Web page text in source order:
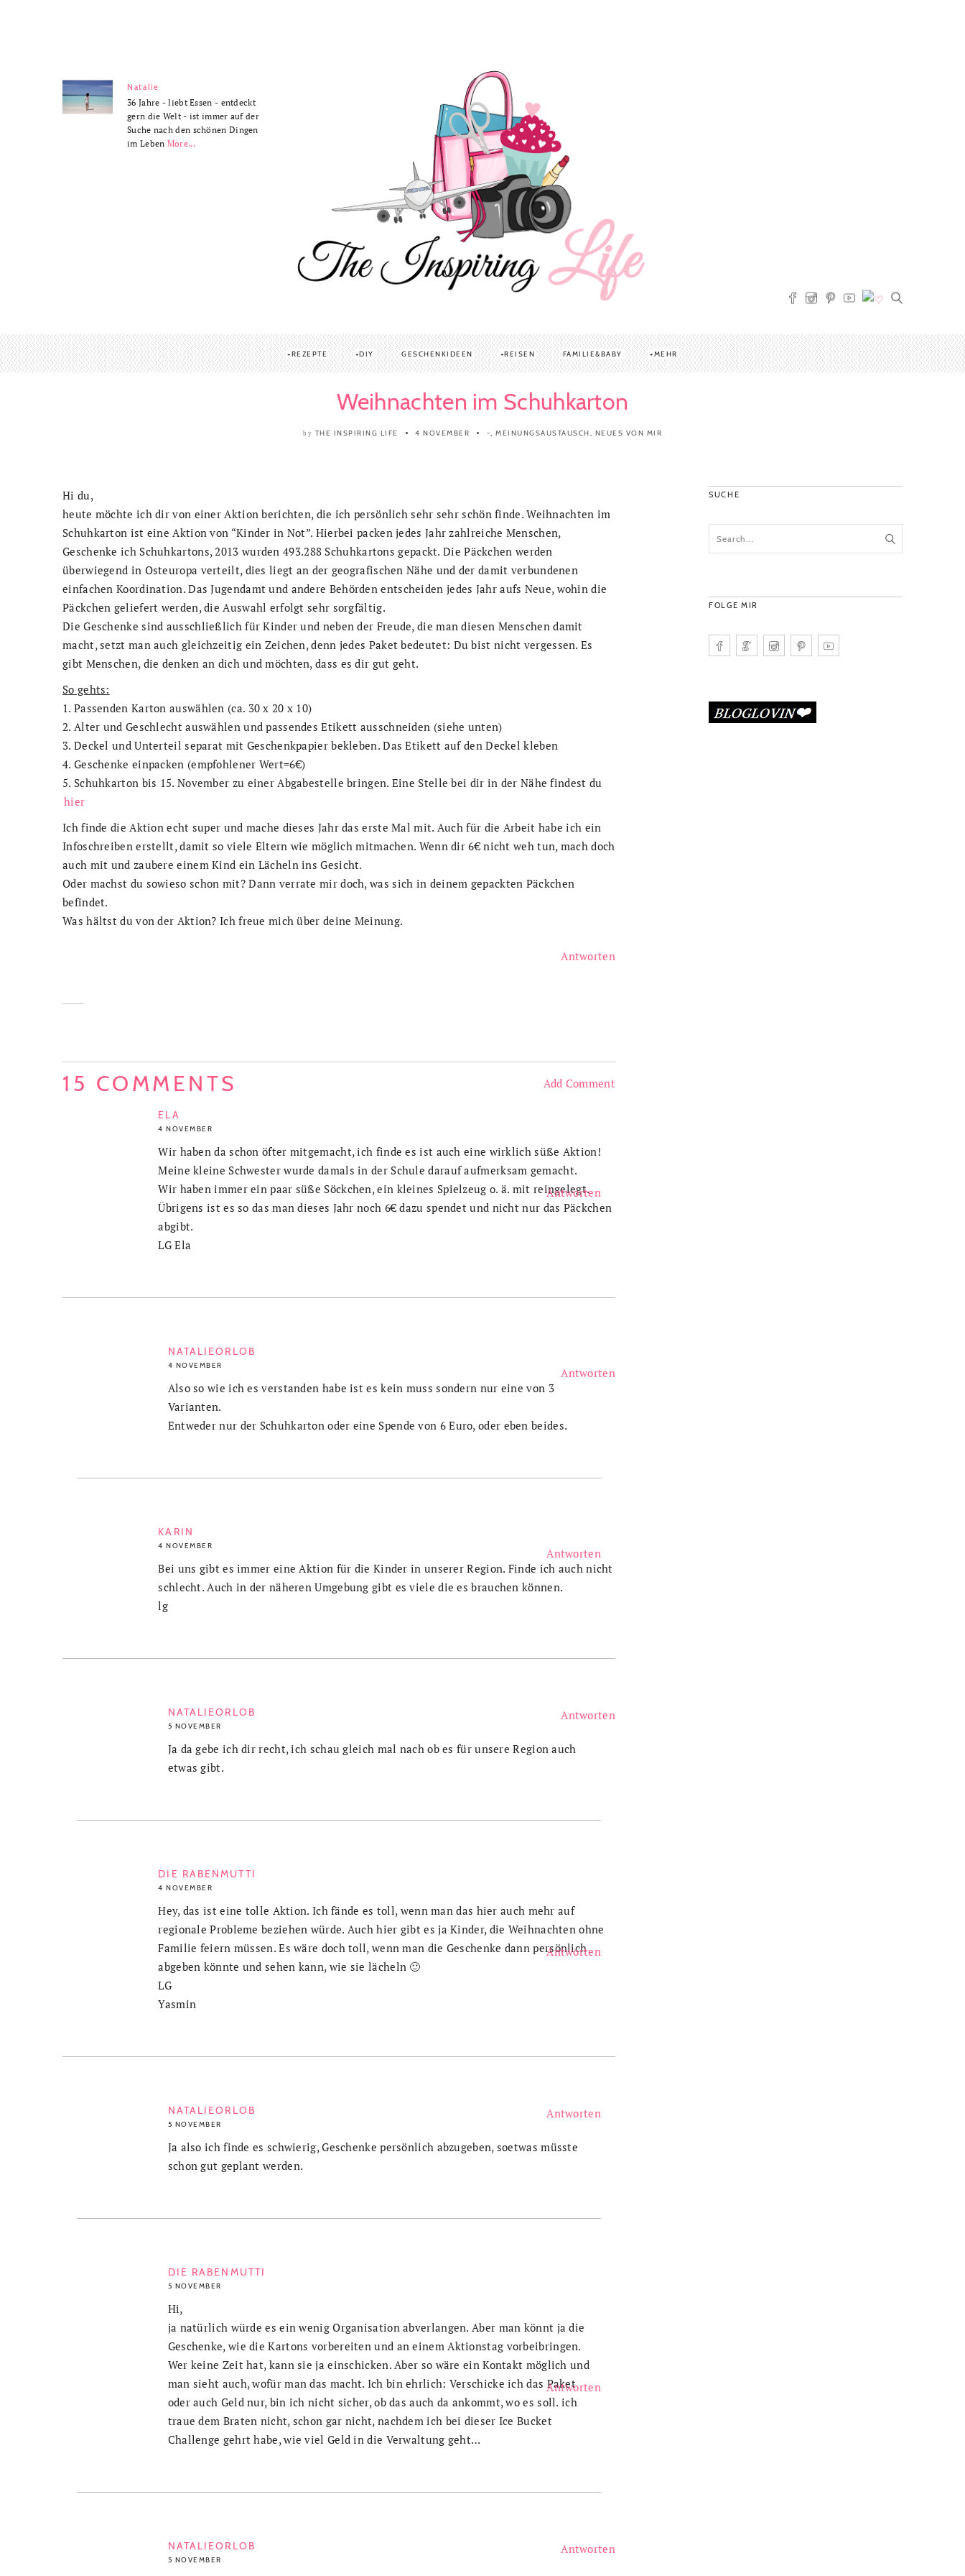
Natalie
36 Jahre - liebt Essen - entdeckt
gern die Welt - ist immer auf der
Suche nach den schönen Dingen
im Leben More...
REZEPTE DIY GESCHENKIDEEN REISEN FAMILIE&BABY MEHR
Weihnachten im Schuhkarton
by THE INSPIRING LIFE 4 NOVEMBER -, MEINUNGSAUSTAUSCH, NEUES VON MIR
Hi du,
heute möchte ich dir von einer Aktion berichten, die ich persönlich sehr sehr schön finde. Weihnachten im
Schuhkarton ist eine Aktion von “Kinder in Not”. Hierbei packen jedes Jahr zahlreiche Menschen,
Geschenke ich Schuhkartons, 2013 wurden 493.288 Schuhkartons gepackt. Die Päckchen werden
überwiegend in Osteuropa verteilt, dies liegt an der geografischen Nähe und der damit verbundenen
einfachen Koordination. Das Jugendamt und andere Behörden entscheiden jedes Jahr aufs Neue, wohin die
Päckchen geliefert werden, die Auswahl erfolgt sehr sorgfältig.
Die Geschenke sind ausschließlich für Kinder und neben der Freude, die man diesen Menschen damit
macht, setzt man auch gleichzeitig ein Zeichen, denn jedes Paket bedeutet: Du bist nicht vergessen. Es
gibt Menschen, die denken an dich und möchten, dass es dir gut geht.
So gehts:
1. Passenden Karton auswählen (ca. 30 x 20 x 10)
2. Alter und Geschlecht auswählen und passendes Etikett ausschneiden (siehe unten)
3. Deckel und Unterteil separat mit Geschenkpapier bekleben. Das Etikett auf den Deckel kleben
4. Geschenke einpacken (empfohlener Wert=6€)
5. Schuhkarton bis 15. November zu einer Abgabestelle bringen. Eine Stelle bei dir in der Nähe findest du
hier
Ich finde die Aktion echt super und mache dieses Jahr das erste Mal mit. Auch für die Arbeit habe ich ein
Infoschreiben erstellt, damit so viele Eltern wie möglich mitmachen. Wenn dir 6€ nicht weh tun, mach doch
auch mit und zaubere einem Kind ein Lächeln ins Gesicht.
Oder machst du sowieso schon mit? Dann verrate mir doch, was sich in deinem gepackten Päckchen
befindet.
Was hältst du von der Aktion? Ich freue mich über deine Meinung.
15 COMMENTS Add Comment
ELA
4 NOVEMBER
Antworten
Wir haben da schon öfter mitgemacht, ich finde es ist auch eine wirklich süße Aktion!
Meine kleine Schwester wurde damals in der Schule darauf aufmerksam gemacht.
Wir haben immer ein paar süße Söckchen, ein kleines Spielzeug o. ä. mit reingelegt.
Übrigens ist es so das man dieses Jahr noch 6€ dazu spendet und nicht nur das Päckchen
abgibt.
LG Ela
NATALIEORLOB
4 NOVEMBER
Antworten
Also so wie ich es verstanden habe ist es kein muss sondern nur eine von 3
Varianten.
Entweder nur der Schuhkarton oder eine Spende von 6 Euro, oder eben beides.
KARIN
4 NOVEMBER
Antworten
Bei uns gibt es immer eine Aktion für die Kinder in unserer Region. Finde ich auch nicht
schlecht. Auch in der näheren Umgebung gibt es viele die es brauchen können.
lg
NATALIEORLOB
5 NOVEMBER
Antworten
Ja da gebe ich dir recht, ich schau gleich mal nach ob es für unsere Region auch
etwas gibt.
DIE RABENMUTTI
4 NOVEMBER
Antworten
Hey, das ist eine tolle Aktion. Ich fände es toll, wenn man das hier auch mehr auf
regionale Probleme beziehen würde. Auch hier gibt es ja Kinder, die Weihnachten ohne
Familie feiern müssen. Es wäre doch toll, wenn man die Geschenke dann persönlich
abgeben könnte und sehen kann, wie sie lächeln 🙂
LG
Yasmin
NATALIEORLOB
5 NOVEMBER
Antworten
Ja also ich finde es schwierig, Geschenke persönlich abzugeben, soetwas müsste
schon gut geplant werden.
DIE RABENMUTTI
5 NOVEMBER
Antworten
Hi,
ja natürlich würde es ein wenig Organisation abverlangen. Aber man könnt ja die
Geschenke, wie die Kartons vorbereiten und an einem Aktionstag vorbeibringen.
Wer keine Zeit hat, kann sie ja einschicken. Aber so wäre ein Kontakt möglich und
man sieht auch, wofür man das macht. Ich bin ehrlich: Verschicke ich das Paket
oder auch Geld nur, bin ich nicht sicher, ob das auch da ankommt, wo es soll. ich
traue dem Braten nicht, schon gar nicht, nachdem ich bei dieser Ice Bucket
Challenge gehrt habe, wie viel Geld in die Verwaltung geht…
NATALIEORLOB
5 NOVEMBER
Antworten
Antworten
SUCHE
FOLGE MIR